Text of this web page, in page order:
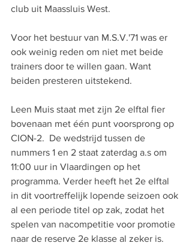
club uit Maassluis West.
Voor het bestuur van M.S.V.'71 was er
ook weinig reden om niet met beide
trainers door te willen gaan. Want
beiden presteren uitstekend.
Leen Muis staat met zijn 2e elftal fier
bovenaan met één punt voorsprong op
CION-2.  De wedstrijd tussen de
nummers 1 en 2 staat zaterdag a.s om
11:00 uur in Vlaardingen op het
programma. Verder heeft het 2e elftal
in dit voortreffelijk lopende seizoen ook
al een periode titel op zak, zodat het
spelen van nacompetitie voor promotie
naar de reserve 2e klasse al zeker is.